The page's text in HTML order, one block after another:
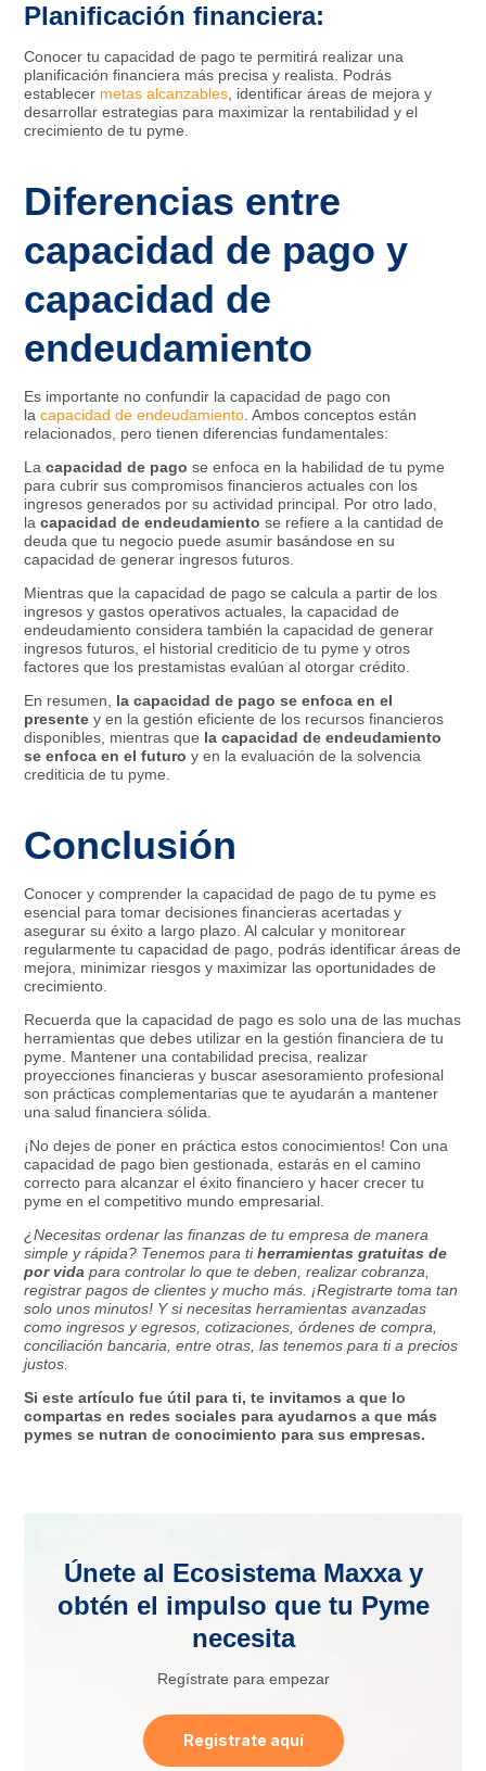
Planificación financiera:
Conocer tu capacidad de pago te permitirá realizar una
planificación financiera más precisa y realista. Podrás
establecer metas alcanzables, identificar áreas de mejora y
desarrollar estrategias para maximizar la rentabilidad y el
crecimiento de tu pyme.
Diferencias entre
capacidad de pago y
capacidad de
endeudamiento
Es importante no confundir la capacidad de pago con
la capacidad de endeudamiento . Ambos conceptos están
relacionados, pero tienen diferencias fundamentales:
La capacidad de pago se enfoca en la habilidad de tu pyme
para cubrir sus compromisos financieros actuales con los
ingresos generados por su actividad principal. Por otro lado,
la capacidad de endeudamiento se refiere a la cantidad de
deuda que tu negocio puede asumir basándose en su
capacidad de generar ingresos futuros.
Mientras que la capacidad de pago se calcula a partir de los
ingresos y gastos operativos actuales, la capacidad de
endeudamiento considera también la capacidad de generar
ingresos futuros, el historial crediticio de tu pyme y otros
factores que los prestamistas evalúan al otorgar crédito.
En resumen,
la capacidad de pago se enfoca en el
presente y en la gestión eficiente de los recursos financieros
disponibles, mientras que la capacidad de endeudamiento
se enfoca en el futuro y en la evaluación de la solvencia
crediticia de tu pyme.
Conclusión
Conocer y comprender la capacidad de pago de tu pyme es
esencial para tomar decisiones financieras acertadas y
asegurar su éxito a largo plazo. Al calcular y monitorear
regularmente tu capacidad de pago, podrás identificar áreas de
mejora, minimizar riesgos y maximizar las oportunidades de
crecimiento.
Recuerda que la capacidad de pago es solo una de las muchas
herramientas que debes utilizar en la gestión financiera de tu
pyme. Mantener una contabilidad precisa, realizar
proyecciones financieras y buscar asesoramiento profesional
son prácticas complementarias que te ayudarán a mantener
una salud financiera sólida.
¡No dejes de poner en práctica estos conocimientos! Con una
capacidad de pago bien gestionada, estarás en el camino
correcto para alcanzar el éxito financiero y hacer crecer tu
pyme en el competitivo mundo empresarial.
¿Necesitas ordenar las finanzas de tu empresa de manera
simple y rápida? Tenemos para tiherramientas gratuitas de
por vidapara controlar lo que te deben, realizar cobranza,
registrar pagos de clientes y mucho más. ¡Registrarte toma tan
solo unos minutos! Y si necesitas herramientas avanzadas
como ingresos y egresos, cotizaciones, órdenes de compra,
conciliación bancaria, entre otras, las tenemos para ti a precios
justos.
Si este artículo fue útil para ti, te invitamos a que lo
compartas en redes sociales para ayudarnos a que más
pymes se nutran de conocimiento para sus empresas.
Únete al Ecosistema Maxxa y
obtén el impulso que tu Pyme
necesita
Regístrate para empezar
Registrate aquí